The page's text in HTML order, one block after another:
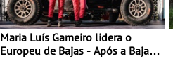
Maria Luís Gameiro lidera o
Europeu de Bajas - Após a Baja